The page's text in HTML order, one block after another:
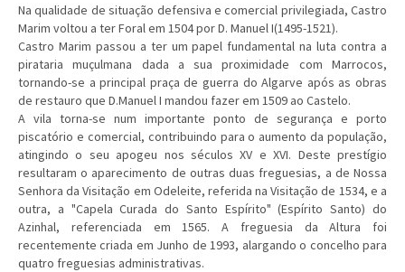
Na qualidade de situação defensiva e comercial privilegiada, Castro
Marim voltou a ter Foral em 1504 por D. Manuel I(1495-1521).
Castro Marim passou a ter um papel fundamental na luta contra a
pirataria muçulmana dada a sua proximidade com Marrocos,
tornando-se a principal praça de guerra do Algarve após as obras
de restauro que D.Manuel I mandou fazer em 1509 ao Castelo.
A vila torna-se num importante ponto de segurança e porto
piscatório e comercial, contribuindo para o aumento da população,
atingindo o seu apogeu nos séculos XV e XVI. Deste prestígio
resultaram o aparecimento de outras duas freguesias, a de Nossa
Senhora da Visitação em Odeleite, referida na Visitação de 1534, e a
outra, a "Capela Curada do Santo Espírito" (Espírito Santo) do
Azinhal, referenciada em 1565. A freguesia da Altura foi
recentemente criada em Junho de 1993, alargando o concelho para
quatro freguesias administrativas.